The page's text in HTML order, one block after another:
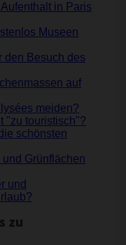
in Paris
Museen
den Besuch des
auf
meiden?
"zu touristisch"?
schönsten
Grünflächen
und
zu